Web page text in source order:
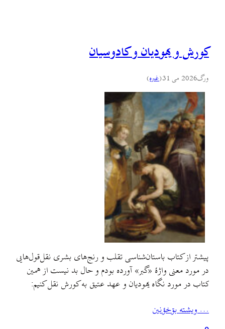
کورش و یهودیان و کادوسیان
ورگ2026 می 31 (غىره)
پیشتر از کتاب باستان‌شناسی تقلب و رنج‌های بشری نقل‌قول‌هایی
در مورد معنی واژهٔ «گبر»‌ آورده بودم و حال بد نیست از همین
کتاب در مورد نگاه یهودیان و عهد عتیق به کورش نقل کنیم:
… ويشته بۊخؤنين